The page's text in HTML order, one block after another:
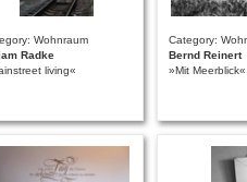
Wohnraum
Radke
living«
Category:
Bernd Reinert
»Mit Meerblick«